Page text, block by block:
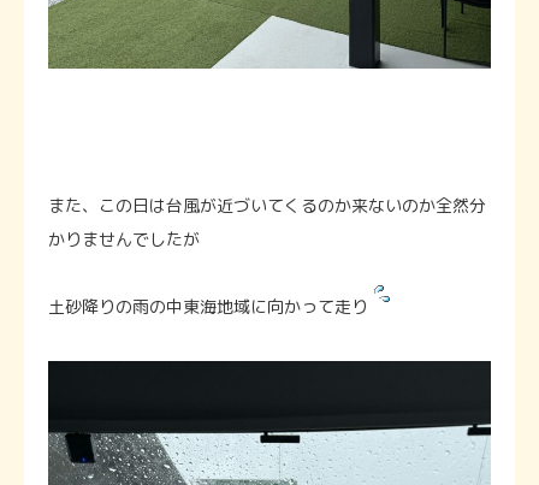
また、この日は台風が近づいてくるのか来ないのか全然分
かりませんでしたが
土砂降りの雨の中東海地域に向かって走り